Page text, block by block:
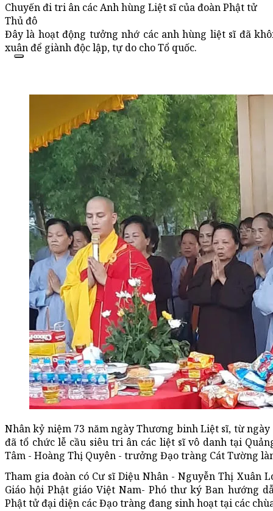
Chuyến đi tri ân các Anh hùng Liệt sĩ của đoàn Phật tử
Thủ đô
Đây là hoạt động tưởng nhớ các anh hùng liệt sĩ đã
xuân để giành độc lập, tự do cho Tổ quốc.
Nhân kỷ niệm 73 năm ngày Thương binh Liệt sĩ, từ
đã tổ chức lễ cầu siêu tri ân các liệt sĩ vô danh tại
Tâm - Hoàng Thị Quyên - trưởng Đạo tràng Cát Tường
Tham gia đoàn có Cư sĩ Diệu Nhân - Nguyễn Thị Xuân
Giáo hội Phật giáo Việt Nam- Phó thư ký Ban hướng
Phật tử đại diện các Đạo tràng đang sinh hoạt tại các